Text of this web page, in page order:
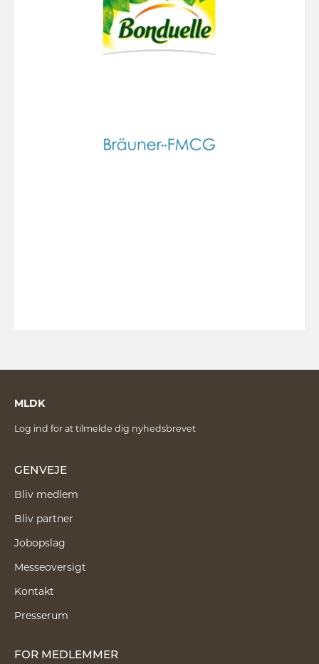
MLDK
Log ind for at tilmelde dig nyhedsbrevet
GENVEJE
Bliv medlem
Bliv partner
Jobopslag
Messeoversigt
Kontakt
Presserum
FOR MEDLEMMER